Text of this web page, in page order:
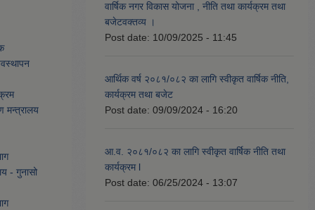
मन्त्रालय
- गुनासो
वार्षिक नगर विकास योजना , नीति तथा कार्यक्रम तथा
बजेटवक्तव्य ।
Post date: 10/09/2025 - 11:45
आर्थिक वर्ष २०८१/०८२ का लागि स्वीकृत वार्षिक नीति,
कार्यक्रम तथा बजेट
Post date: 09/09/2024 - 16:20
आ.व. २०८१/०८२ का लागि स्वीकृत वार्षिक नीति तथा
कार्यक्रम l
Post date: 06/25/2024 - 13:07